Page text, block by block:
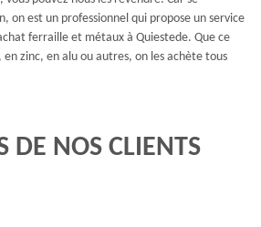
on est un professionnel qui propose un service
ferraille et métaux à Quiestede. Que ce
zinc, en alu ou autres, on les achète tous
DE NOS CLIENTS